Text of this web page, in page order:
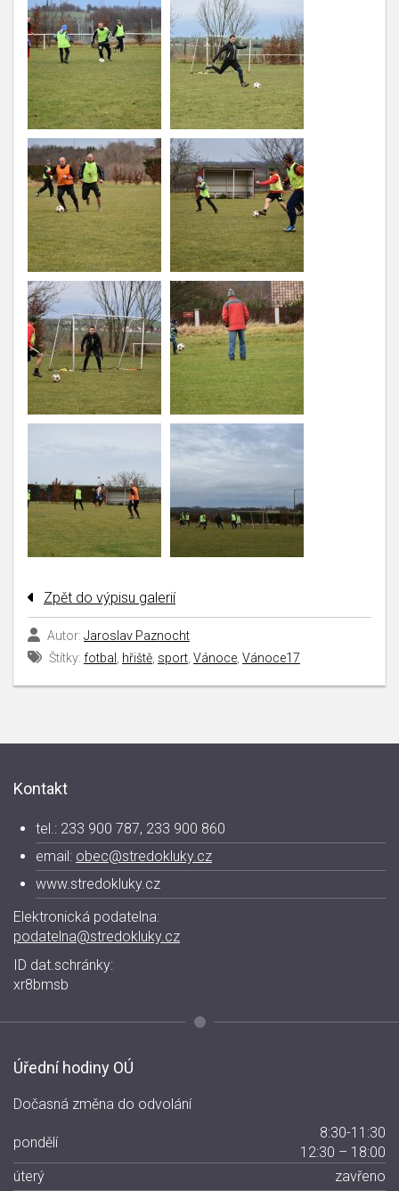
Zpět do výpisu galerií
Autor: Jaroslav Paznocht
Štítky: fotbal hřiště sport Vánoce Vánoce17
Kontakt
tel.: 233 900 787, 233 900 860
email: obec@stredokluky.cz
www.stredokluky.cz
Elektronická podatelna:
podatelna@stredokluky.cz
ID dat.schránky:
xr8bmsb
Úřední hodiny OÚ
Dočasná změna do odvolání
pondělí
8:30-11:30
12:30 – 18:00
úterý
zavřeno